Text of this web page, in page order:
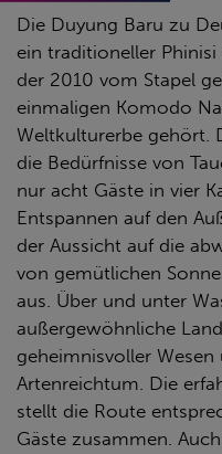
Die Duyung Baru zu
ein traditioneller
der 2010 vom Stapel
einmaligen Komodo
Weltkulturerbe gehört.
die Bedürfnisse von
nur acht Gäste in vier
Entspannen auf den
der Aussicht auf die
von gemütlichen
aus. Über und unter
außergewöhnliche
geheimnisvoller
Artenreichtum. Die
stellt die Route
Gäste zusammen.